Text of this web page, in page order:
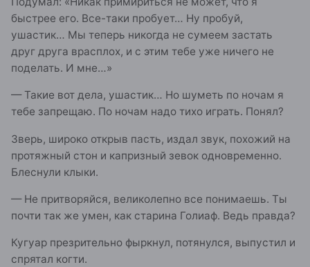
быстрее его. Все-таки пробует… Ну пробуй,
ушастик… Мы теперь никогда не сумеем застать
друг друга врасплох, и с этим тебе уже ничего не
поделать. И мне…»
— Такие вот дела, ушастик… Но шуметь по ночам я
тебе запрещаю. По ночам надо тихо играть. Понял?
Зверь, широко открыв пасть, издал звук, похожий на
протяжный стон и капризный зевок одновременно.
Блеснули клыки.
— Не притворяйся, великолепно все понимаешь. Ты
почти так же умен, как старина Голиаф. Ведь правда?
Кугуар презрительно фыркнул, потянулся, выпустил и
спрятал когти.